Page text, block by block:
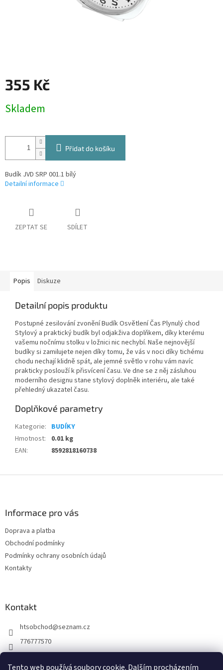
Tento web používá soubory cookie. Dalším procházením
355 Kč
cena:
Skladem
Přidat do košíku
Budík JVD SRP 001.1 bílý
Detailní informace
ZEPTAT SE SDÍLET
Popis Diskuze
Detailní popis produktu
Postupné zesilování zvonění Budík Osvětlení Čas Plynulý chod
Stylový a praktický budík byl odjakživa doplňkem, díky kterému
vašemu nočnímu stolku v ložnici nic nechybí. Naše nejnovější
budíky si zamilujete nejen díky tomu, že vás v noci díky tichému
chodu nechají klidně spát, ale jemné světlo v rohu vám navíc
prakticky poslouží k přisvícení času. Ve dne se z něj zásluhou
moderního designu stane stylový doplněk interiéru, ale také
přehledný ukazatel času.
Doplňkové parametry
Kategorie: BUDÍKY
Hmotnost:
0.01 kg
EAN: 8592818160738
Informace pro vás
Doprava a platba
Obchodní podmínky
Podmínky ochrany osobních údajů
Kontakty
Kontakt
htsobchod@seznam.cz
776777570